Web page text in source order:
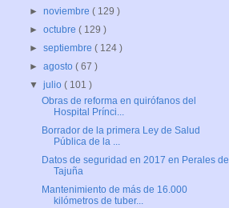
►noviembre( 129 )
►octubre( 129 )
►septiembre( 124 )
►agosto( 67 )
▼julio( 101 )
Obras de reforma en quirófanos del
Hospital Prínci...
Borrador de la primera Ley de Salud
Pública de la ...
Datos de seguridad en 2017 en Perales de
Tajuña
Mantenimiento de más de 16.000
kilómetros de tuber...